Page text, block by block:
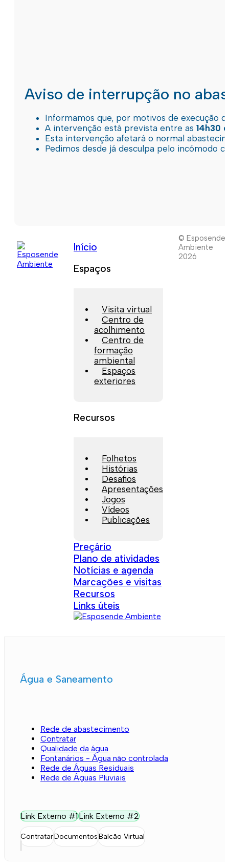
Aviso de interrupção no
Informamos que, por motivos de execução
A intervenção está prevista entre as 14h30
Esta intervenção afetará o normal
Pedimos desde já desculpa pelo incómodo
Início
Espaços
Visita virtual
Centro de
acolhimento
Centro de
formação
ambiental
Espaços
exteriores
Recursos
Folhetos
Histórias
Desafios
Apresentações
Jogos
Vídeos
Publicações
Preçário
Plano de atividades
Notícias e agenda
Marcações e visitas
Recursos
Links úteis
© Esposende
Ambiente
2026
Água e Saneamento
Rede de abastecimento
Contratar
Qualidade da água
Fontanários - Água não controlada
Rede de Águas Residuais
Rede de Águas Pluviais
Link Externo #1Link Externo #2
ContratarDocumentosBalcão Virtual